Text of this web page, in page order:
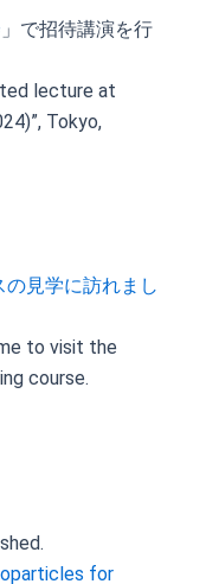
」で招待講演を行
lecture at
Tokyo,
見学に訪れまし
to visit the
course.
for